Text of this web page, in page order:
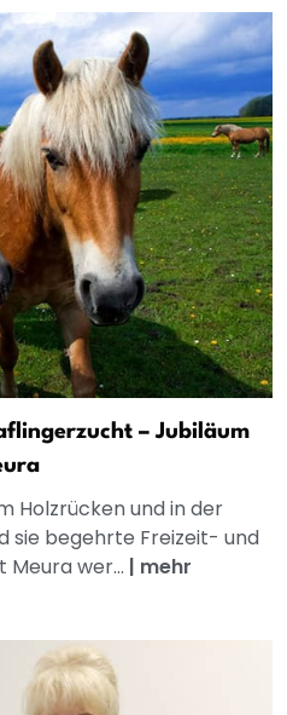
– Jubiläum
Holzrücken und in der
sie begehrte Freizeit- und
Meura wer... | mehr